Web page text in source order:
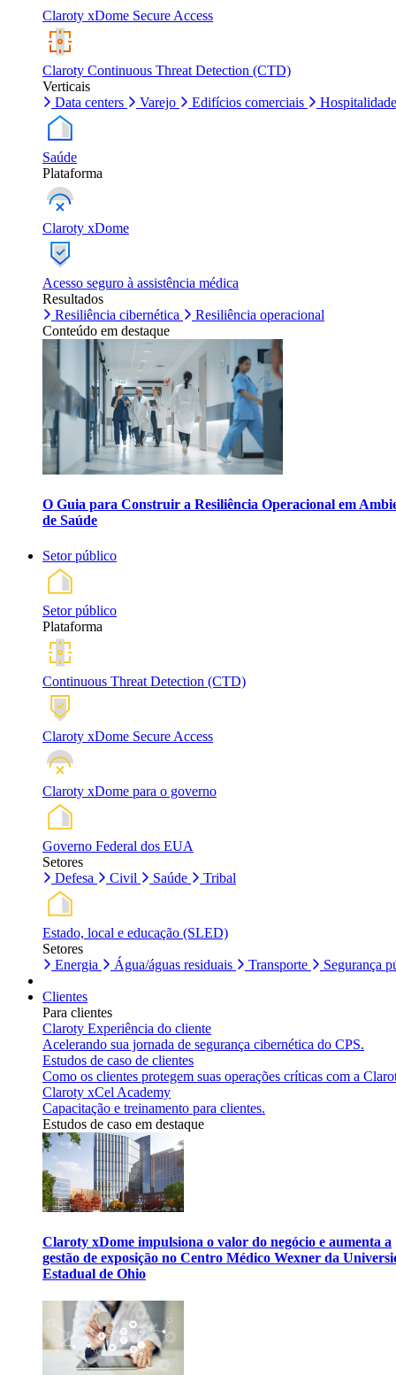
Claroty xDome Secure Access
Claroty Continuous Threat Detection (CTD)
Verticais
Data centers
Varejo Edifícios comerciais Hospitalidade
Saúde
Plataforma
Claroty xDome
Acesso seguro à assistência médica
Resultados
Resiliência cibernética
Resiliência operacional
Conteúdo em destaque
O Guia para Construir a Resiliência Operacional em
de Saúde
Setor público
Setor público
Plataforma
Continuous Threat Detection (CTD)
Claroty xDome Secure Access
Claroty xDome para o governo
Governo Federal dos EUA
Setores
Defesa
Civil Saúde Tribal
Estado, local e educação (SLED)
Setores
Energia
Água/águas residuais Transporte Segurança
Clientes
Para clientes
Claroty Experiência do cliente
Acelerando sua jornada de segurança cibernética do CPS.
Estudos de caso de clientes
Como os clientes protegem suas operações críticas com a
Claroty xCel Academy
Capacitação e treinamento para clientes.
Estudos de caso em destaque
Claroty xDome impulsiona o valor do negócio e aumenta a
gestão de exposição no Centro Médico Wexner da
Estadual de Ohio